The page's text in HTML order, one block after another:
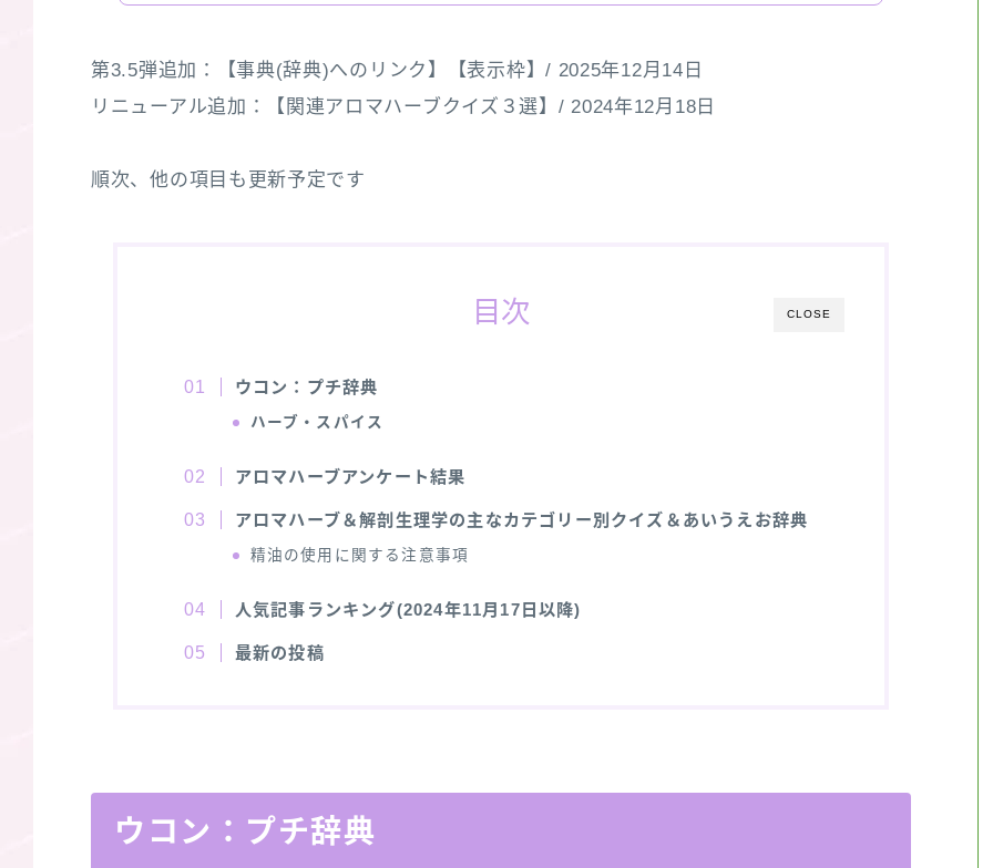
お問い合わせ
第3.5弾追加：【事典(辞典)へのリンク】【表示枠】/ 2025年12月14日
リニューアル追加：【関連アロマハーブクイズ３選】/ 2024年12月18日
順次、他の項目も更新予定です
CLOSE
目次
ウコン：プチ辞典
ハーブ・スパイス
アロマハーブアンケート結果
アロマハーブ＆解剖生理学の主なカテゴリー別クイズ＆あいうえお辞典
精油の使用に関する注意事項
人気記事ランキング(2024年11月17日以降)
最新の投稿
ウコン：プチ辞典